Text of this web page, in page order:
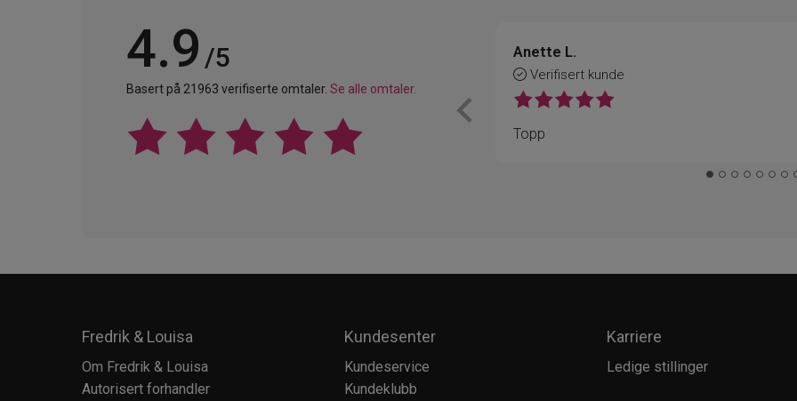
4.9 /5
Basert på 21963 verifiserte omtaler. Se alle omtaler.
Anette L.
Verifisert kunde
Topp
Fredrik & Louisa
Om Fredrik & Louisa
Autorisert forhandler
Kundesenter
Kundeservice
Kundeklubb
Karriere
Ledige stillinger